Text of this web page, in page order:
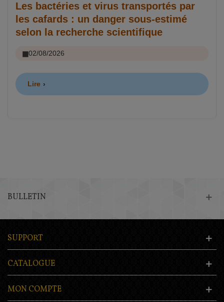
Les bactéries et virus transportés par
les cafards : un danger sous-estimé
selon la recherche scientifique
02/08/2026
Lire
BULLETIN
SUPPORT
CATALOGUE
MON COMPTE